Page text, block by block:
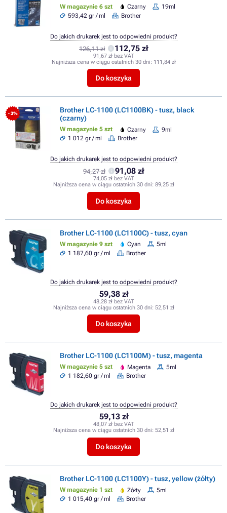
W magazynie 6 szt Czarny
19ml
593,42 gr / ml
Brother
126,11 zł 112,75 zł
91,67 zł bez VAT
Najniższa cena w ciągu ostatnich 30 dni: 111,84 zł
Do koszyka
Do jakich drukarek jest to odpowiedni produkt?
- 3%
Brother LC-1100 (LC1100BK) - tusz, black
(czarny)
W magazynie 5 szt Czarny
9ml
1 012 gr / ml
Brother
94,27 zł 91,08 zł
74,05 zł bez VAT
Najniższa cena w ciągu ostatnich 30 dni: 89,25 zł
Do koszyka
Do jakich drukarek jest to odpowiedni produkt?
Brother LC-1100 (LC1100C) - tusz, cyan
W magazynie 9 szt Cyan
5ml
1 187,60 gr / ml
Brother
59,38 zł
48,28 zł bez VAT
Najniższa cena w ciągu ostatnich 30 dni: 52,51 zł
Do koszyka
Do jakich drukarek jest to odpowiedni produkt?
Brother LC-1100 (LC1100M) - tusz, magenta
W magazynie 5 szt Magenta
5ml
1 182,60 gr / ml
Brother
59,13 zł
48,07 zł bez VAT
Najniższa cena w ciągu ostatnich 30 dni: 52,51 zł
Do koszyka
Do jakich drukarek jest to odpowiedni produkt?
Brother LC-1100 (LC1100Y) - tusz, yellow (żółty)
W magazynie 1 szt Żółty
5ml
1 015,40 gr / ml
Brother